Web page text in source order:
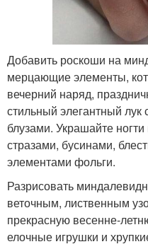
Добавить роскоши на
мерцающие элементы,
вечерний наряд,
стильный элегантный
блузами. Украшайте
стразами, бусинами,
элементами фольги.
Разрисовать
веточным, лиственным
прекрасную весенне-
елочные игрушки и